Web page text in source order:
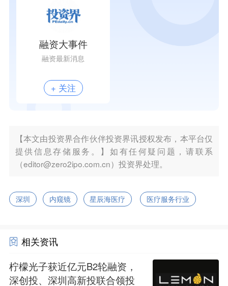
融资大事件
融资最新消息
+ 关注
【本文由投资界合作伙伴投资界讯授权发布，本平台仅
提供信息存储服务。】如有任何疑问题，请联系
（editor@zero2ipo.com.cn）投资界处理。
深圳 内窥镜 星辰海医疗 医疗服务行业
相关资讯
柠檬光子获近亿元B2轮融资，
深创投、深圳高新投联合领投